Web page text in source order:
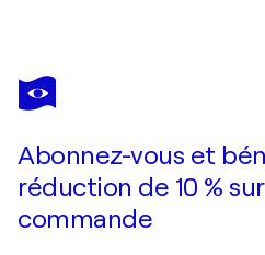
JOSEP GUINOVART
Fulles 4
Abonnez-vous et
réduction de 10 %
commande